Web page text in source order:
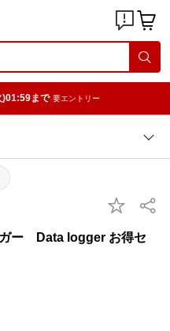
)01:59まで 要エントリー
ー Data logger お得セ